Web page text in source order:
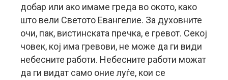
добар или ако имаме греда во окото, како
што вели Светото Евангелие. За духовните
очи, пак, вистинската пречка, е гревот. Секој
човек, кој има гревови, не може да ги види
небесните работи. Небесните работи можат
да ги видат само оние луѓе, кои се